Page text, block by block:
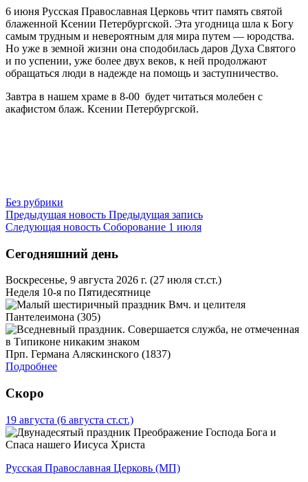
6 июня Русская Православная Церковь чтит память святой
блаженной Ксении Петербургской. Эта угодница шла к Богу
самым трудным и невероятным для мира путем — юродства.
Но уже в земной жизни она сподобилась даров Духа Святого
и по успении, уже более двух веков, к ней продолжают
обращаться люди в надежде на помощь и заступничество.
Завтра в нашем храме в 8-00 будет читаться молебен с
акафистом блаж. Ксении Петербургской.
Без рубрики
Предыдущая новость Предыдущая запись
Следующая новость Соборование 1 июля
Сегодняшний день
Воскресенье, 9 августа 2026 г. (27 июля ст.ст.)
Неделя 10-я по Пятидесятнице
Вмч. и целителя
Пантелеимона (305)
Прп. Германа Аляскинского (1837)
Подробнее
Скоро
19 августа (6 августа ст.ст.)
Преображение Господа Бога и
Спаса нашего Иисуса Христа
Русская Православная Церковь (МП)